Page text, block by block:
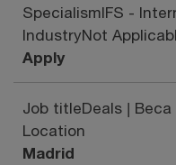
SpecialismIFS -
IndustryNot
Apply
Job titleDeals |
Location
Madrid